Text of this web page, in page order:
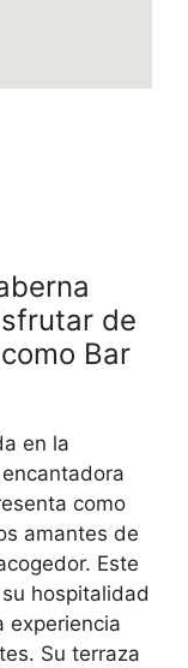
de
Bar
en la
como
amantes de
Este
hospitalidad
experiencia
Su terraza